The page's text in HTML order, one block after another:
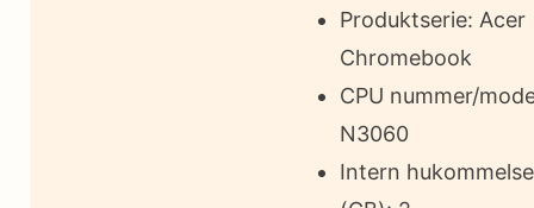
Produktserie: Acer
Chromebook
CPU nummer/
N3060
Intern